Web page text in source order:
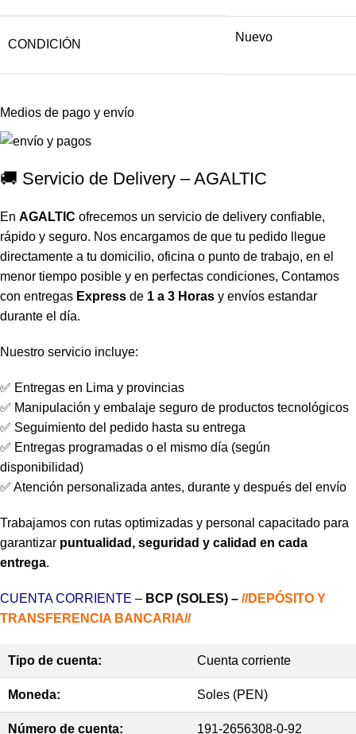
CONDICIÓN
Nuevo
Medios de pago y envío
🚚 Servicio de Delivery – AGALTIC
En AGALTIC ofrecemos un servicio de delivery confiable,
rápido y seguro. Nos encargamos de que tu pedido llegue
directamente a tu domicilio, oficina o punto de trabajo, en el
menor tiempo posible y en perfectas condiciones, Contamos
con entregas Express de 1 a 3 Horas y envíos estandar
durante el día.
Nuestro servicio incluye:
✅ Entregas en Lima y provincias
✅ Manipulación y embalaje seguro de productos tecnológicos
✅ Seguimiento del pedido hasta su entrega
✅ Entregas programadas o el mismo día (según
disponibilidad)
✅ Atención personalizada antes, durante y después del envío
Trabajamos con rutas optimizadas y personal capacitado para
garantizar puntualidad, seguridad y calidad en cada
entrega.
CUENTA CORRIENTE – BCP (SOLES) – //DEPÓSITO Y
TRANSFERENCIA BANCARIA//
Tipo de cuenta: Cuenta corriente
Moneda: Soles (PEN)
Número de cuenta: 191-2656308-0-92